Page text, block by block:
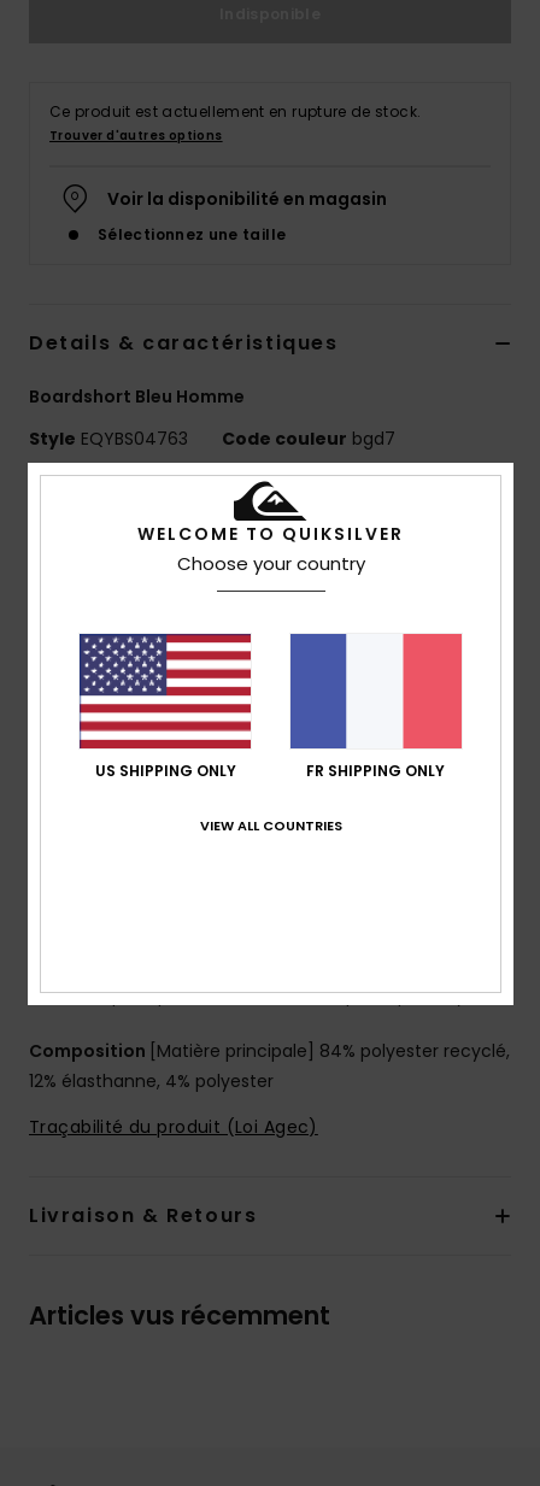
Ce produit est actuellement en rupture de stock.
Trouver d'autres options
Voir la disponibilité en magasin
Sélectionnez une taille
Details & caractéristiques
Boardshort Bleu Homme
Style EQYBS04763 Code couleur bgd7
Matière :matière Highlite® 4-way stretch – plus
légère, plus rapide à sécher et plus flexible
Revêtement : revêtement hydrophobe à base de
plantes
Coupe :coupe Performance fit
Taille :taille fixe
Braguette :braguette performance
Fabriqué à partir de bouteilles en plastique recyclées
Composition [Matière principale] 84% polyester recyclé,
12% élasthanne, 4% polyester
Traçabilité du produit (Loi Agec)
Livraison & Retours
Articles vus récemment
WELCOME TO QUIKSILVER
Choose your country
US SHIPPING ONLY FR SHIPPING ONLY
VIEW ALL COUNTRIES